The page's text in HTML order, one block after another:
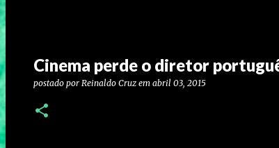
Cinema perde o diretor
postado por Reinaldo Cruz em abril 03, 2015